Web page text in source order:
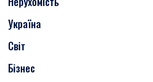
Події
Скандали
Нерухомість
Транспорт
Україна
Світ
Бізнес